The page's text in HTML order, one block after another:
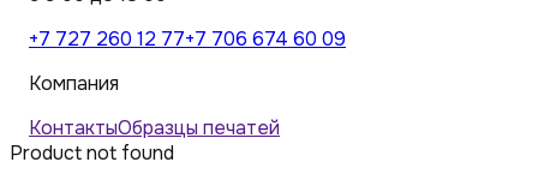
+7 727 260 12 77+7 706 674 60 09
Компания
КонтактыОбразцы печатей
Product not found